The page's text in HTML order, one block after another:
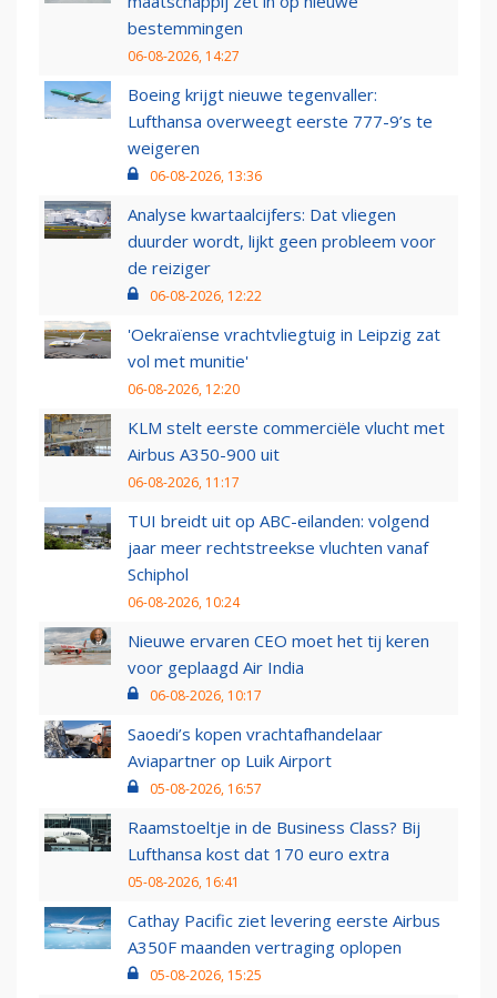
bestemmingen
06-08-2026, 14:27
Boeing krijgt nieuwe tegenvaller:
Lufthansa overweegt eerste 777-9’s te
weigeren
06-08-2026, 13:36
Analyse kwartaalcijfers: Dat vliegen
duurder wordt, lijkt geen probleem voor
de reiziger
06-08-2026, 12:22
'Oekraïense vrachtvliegtuig in Leipzig zat
vol met munitie'
06-08-2026, 12:20
KLM stelt eerste commerciële vlucht met
Airbus A350-900 uit
06-08-2026, 11:17
TUI breidt uit op ABC-eilanden: volgend
jaar meer rechtstreekse vluchten vanaf
Schiphol
06-08-2026, 10:24
Nieuwe ervaren CEO moet het tij keren
voor geplaagd Air India
06-08-2026, 10:17
Saoedi’s kopen vrachtafhandelaar
Aviapartner op Luik Airport
05-08-2026, 16:57
Raamstoeltje in de Business Class? Bij
Lufthansa kost dat 170 euro extra
05-08-2026, 16:41
Cathay Pacific ziet levering eerste Airbus
A350F maanden vertraging oplopen
05-08-2026, 15:25